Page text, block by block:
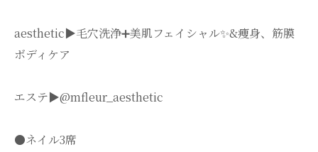
aesthetic▶︎毛穴洗浄➕美肌フェイシャル✨&痩身、筋膜
ボディケア
エステ▶︎@mfleur_aesthetic
●ネイル3席